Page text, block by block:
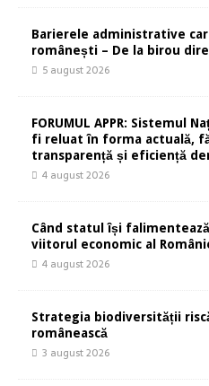
Barierele administrative
românești – De la birou
5 august 2026
FORUMUL APPR: Sistemul
fi reluat în forma actuală,
transparență și eficiență
4 august 2026
Când statul își
viitorul economic al
4 august 2026
Strategia biodiversității
românească
3 august 2026